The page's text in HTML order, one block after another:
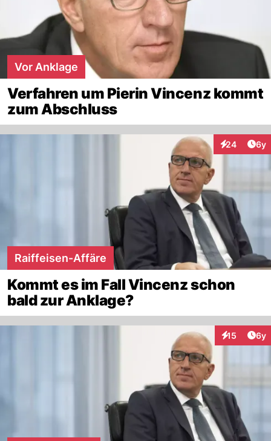
Vor Anklage
Verfahren um Pierin Vincenz kommt
zum Abschluss
24
Interaktionen
6y
Raiffeisen-Affäre
Kommt es im Fall Vincenz schon
bald zur Anklage?
15 6y